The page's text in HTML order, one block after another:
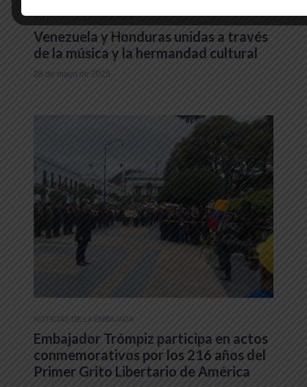
NOTICIAS DE LA EMBAJADA
Venezuela y Honduras unidas a través
de la música y la hermandad cultural
28 de mayo de 2025
NOTICIAS DE LA EMBAJADA
Embajador Trómpiz participa en actos
conmemorativos por los 216 años del
Primer Grito Libertario de América